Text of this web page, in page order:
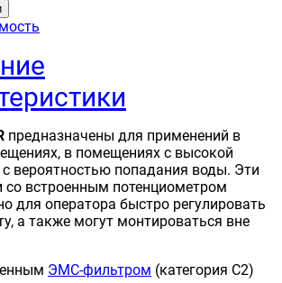
предназначены для применений в
в помещениях с высокой
вероятностью попадания воды. Эти
со встроенным потенциометром
для оператора быстро регулировать
а также могут монтироваться вне
ЭМС-фильтром (категория С2)